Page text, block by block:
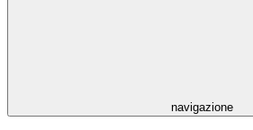
navigazione